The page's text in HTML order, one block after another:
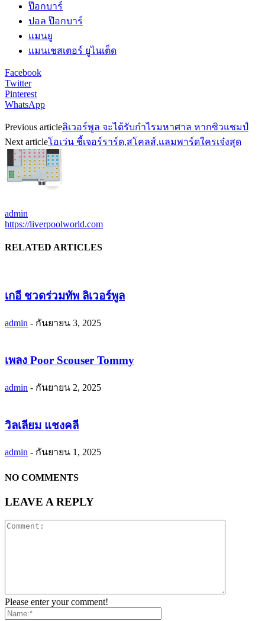
ป๊อกบาร์
ปอล ป๊อกบาร์
แมนยู
แมนเชสเตอร์ ยูไนเต็ด
Facebook
Twitter
Pinterest
WhatsApp
Previous articleลิเวอร์พูล จะได้รับกำไรมหาศาล หากซิวแชมป์
Next articleโอเว่น ชี้เจอร์ราร์ด,สโคลส์,แลมพาร์ดใครเจ๋งสุด
admin
https://liverpoolworld.com
RELATED ARTICLES
เกอี ชวดร่วมทัพ ลิเวอร์พูล
admin - กันยายน 3, 2025
เพลง Poor Scouser Tommy
admin - กันยายน 2, 2025
วิลเลียม แชงคลี
admin - กันยายน 1, 2025
NO COMMENTS
LEAVE A REPLY
Please enter your comment!